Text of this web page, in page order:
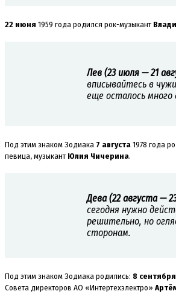
22 июня 1959 года родился рок-музыкант
Лев (23 июля — 21
вписывайтесь в
еще осталось много
Под этим знаком Зодиака 7 августа1978 года
певица, музыкант Юлия Чичерина.
Дева (22 августа —
сегодня нужно
решительно, но
сторонам.
Под этим знаком Зодиака родились: 8 сентября
Совета директоров АО «Интертехэлектро»